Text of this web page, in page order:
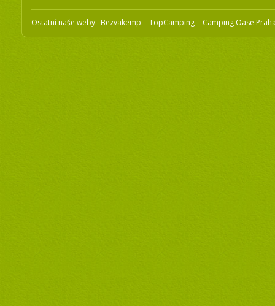
Ostatní naše weby: Bezvakemp TopCamping Camping Oase